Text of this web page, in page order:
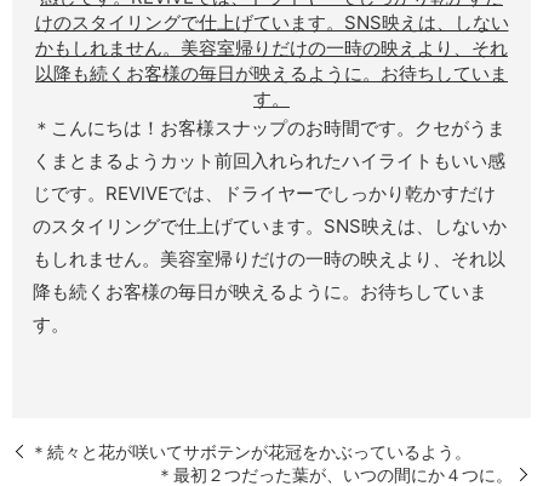
＊こんにちは！お客様スナップのお時間です。クセがうま
くまとまるようカット前回入れられたハイライトもいい感
じです。REVIVEでは、ドライヤーでしっかり乾かすだけ
のスタイリングで仕上げています。SNS映えは、しないか
もしれません。美容室帰りだけの一時の映えより、それ以
降も続くお客様の毎日が映えるように。お待ちしていま
す。
＊続々と花が咲いてサボテンが花冠をかぶっているよう。
＊最初２つだった葉が、いつの間にか４つに。